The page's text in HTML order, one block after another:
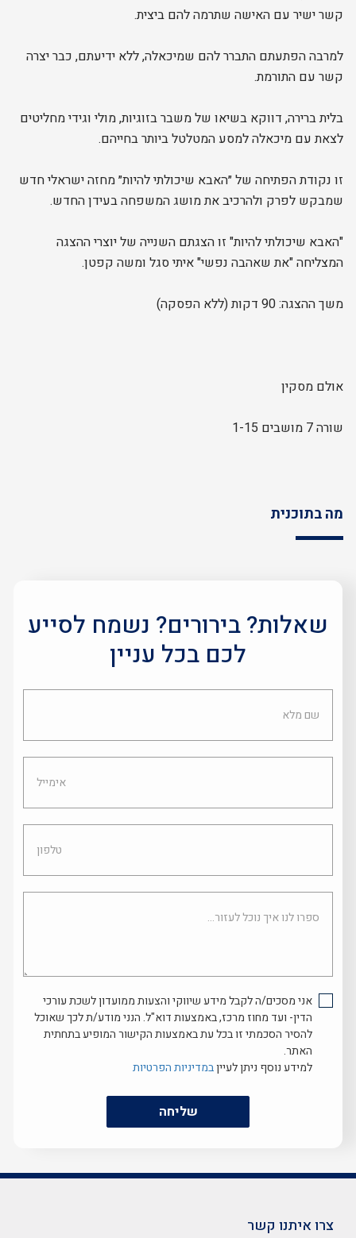
קשר ישיר עם האישה שתרמה להם ביצית.
למרבה הפתעתם התברר להם שמיכאלה, ללא ידיעתם, כבר יצרה
קשר עם התורמת.
בלית ברירה, דווקא בשיאו של משבר בזוגיות, מולי וגידי מחליטים
לצאת עם מיכאלה למסע המטלטל ביותר בחייהם.
זו נקודת הפתיחה של ״האבא שיכולתי להיות״ מחזה ישראלי חדש
שמבקש לפרק ולהרכיב את מושג המשפחה בעידן החדש.
"האבא שיכולתי להיות" זו הצגתם השנייה של יוצרי ההצגה
המצליחה "את שאהבה נפשי" איתי סגל ומשה קפטן.
משך ההצגה: 90 דקות (ללא הפסקה)
אולם מסקין
שורה 7 מושבים 1-15
מה בתוכנית
שאלות? בירורים? נשמח לסייע
לכם בכל עניין
מלא
לנו
אני מסכים/ה לקבל מידע שיווקי והצעות ממועדון לשכת עורכי
הדין- ועד מחוז מרכז, באמצעות דוא"ל. הנני מודע/ת לכך שאוכל
להסיר הסכמתי זו בכל עת באמצעות הקישור המופיע בתחתית
האתר.
למידע נוסף ניתן לעייןבמדיניות הפרטיות
שליחה
צרו איתנו קשר